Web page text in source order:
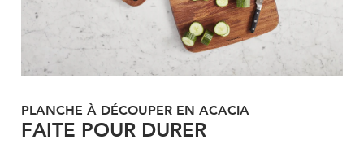
PLANCHE À DÉCOUPER EN ACACIA
FAITE POUR DURER